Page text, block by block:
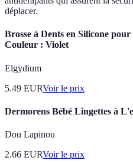
déplacer.
Brosse à Dents en Silicone
Couleur : Violet
Elgydium
5.49 EURVoir le prix
Dermorens Bébé Lingettes à
Dou Lapinou
2.66 EURVoir le prix